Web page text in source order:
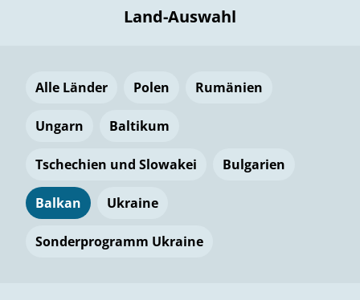
Land-Auswahl
Alle Länder Polen Rumänien
Ungarn Baltikum
Tschechien und Slowakei Bulgarien
Balkan Ukraine
Sonderprogramm Ukraine